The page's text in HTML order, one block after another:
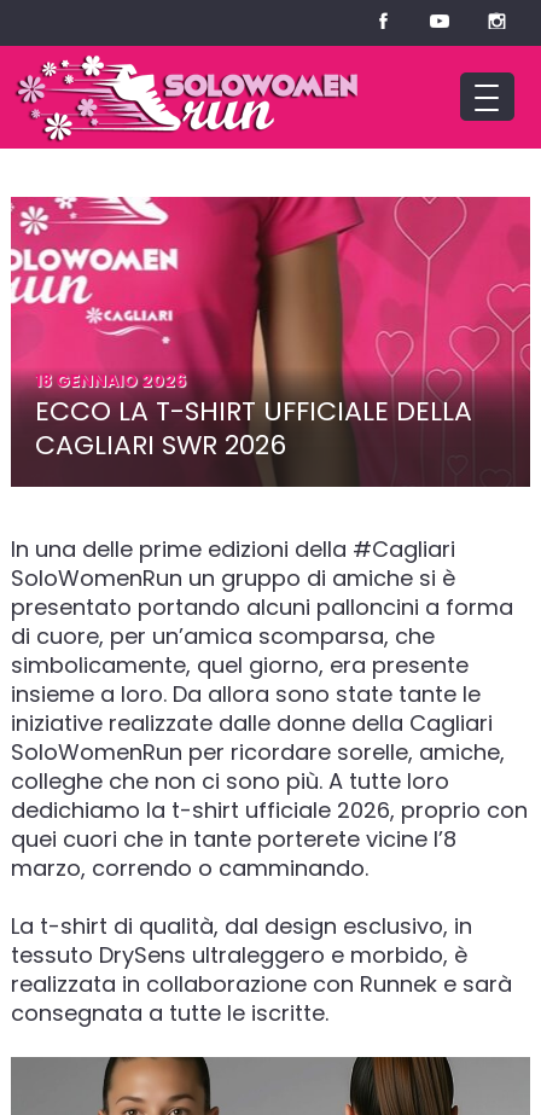
18 GENNAIO 2026
ECCO LA T-SHIRT UFFICIALE DELLA
CAGLIARI SWR 2026
In una delle prime edizioni della #Cagliari
SoloWomenRun un gruppo di amiche si è
presentato portando alcuni palloncini a forma
di cuore, per un’amica scomparsa, che
simbolicamente, quel giorno, era presente
insieme a loro. Da allora sono state tante le
iniziative realizzate dalle donne della Cagliari
SoloWomenRun per ricordare sorelle, amiche,
colleghe che non ci sono più. A tutte loro
dedichiamo la t-shirt ufficiale 2026, proprio con
quei cuori che in tante porterete vicine l’8
marzo, correndo o camminando.
La t-shirt di qualità, dal design esclusivo, in
tessuto DrySens ultraleggero e morbido, è
realizzata in collaborazione con Runnek e sarà
consegnata a tutte le iscritte.